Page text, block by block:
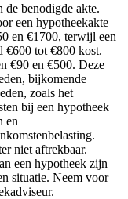
benodigde akte.
een hypotheekakte
en €1700, terwijl een
€600 tot €800 kost.
€90 en €500. Deze
bijkomende
zoals het
bij een hypotheek
en
niet aftrekbaar.
een hypotheek zijn
situatie. Neem voor